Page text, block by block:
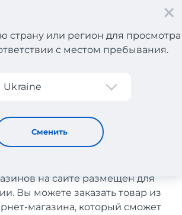
страну или регион для просмотра
с местом пребывания.
Ukraine
Сменить
в Украину
с доставкой в
Украину
на сайте размещен для
Вы можете заказать товар из
магазина, который сможет